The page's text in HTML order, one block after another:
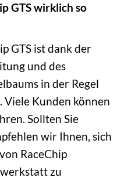
GTS wirklich so
GTS ist dank der
und des
in der Regel
Kunden können
Sollten Sie
wir Ihnen, sich
RaceChip
zu